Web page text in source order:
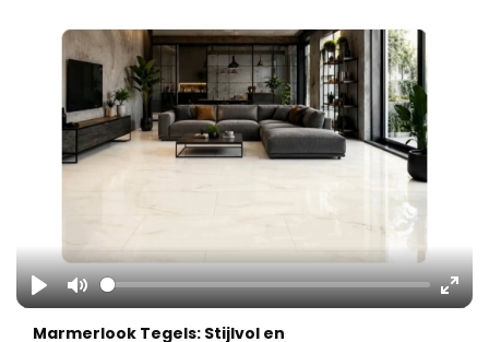
Play Mute
Marmerlook Tegels: Stijlvol en